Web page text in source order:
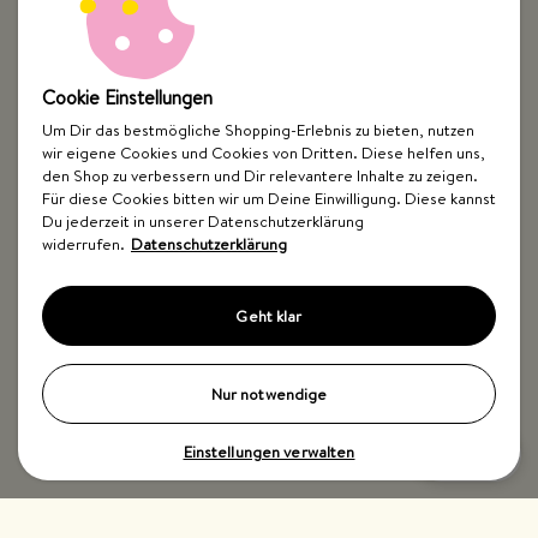
Top Kategorien
Just Spices
Impressum WiderrufsbelehrungDatenschutzBarrierefreiheit
Cookie Einstellungen
Um Dir das bestmögliche Shopping-Erlebnis zu bieten, nutzen
wir eigene Cookies und Cookies von Dritten. Diese helfen uns,
den Shop zu verbessern und Dir relevantere Inhalte zu zeigen.
Für diese Cookies bitten wir um Deine Einwilligung. Diese kannst
Du jederzeit in unserer Datenschutzerklärung
widerrufen. Datenschutzerklärung
Geht klar
Nur notwendige
Einstellungen verwalten